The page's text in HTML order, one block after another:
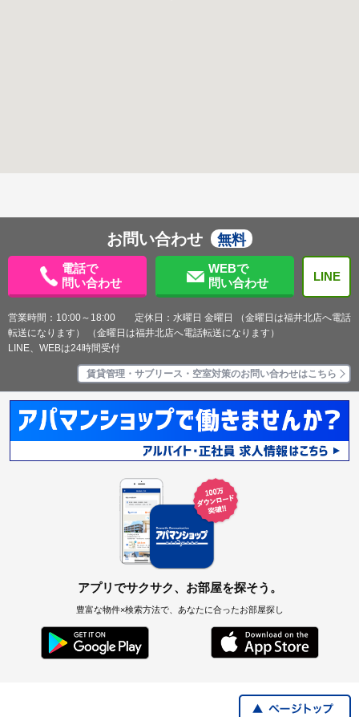
お問い合わせ 無料
電話で
問い合わせ
WEBで
問い合わせ
LINE
営業時間：10:00～18:00 定休日：水曜日 金曜日 （金曜日は福井北店へ電話
転送になります） （金曜日は福井北店へ電話転送になります）
LINE、WEBは24時間受付
賃貸管理・サブリース・空室対策のお問い合わせはこちら
アプリでサクサク、お部屋を探そう。
豊富な物件×検索方法で、あなたに合ったお部屋探し